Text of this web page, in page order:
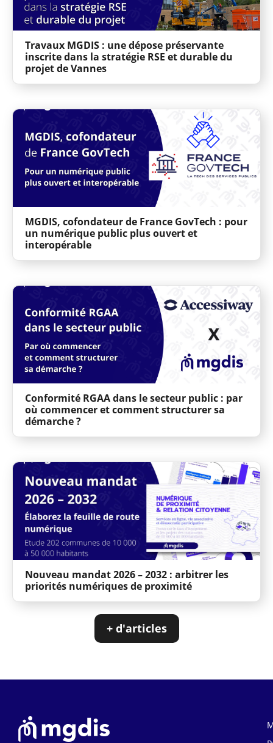
Travaux MGDIS : une dépose préservante
inscrite dans la stratégie RSE et durable du
projet de Vannes
MGDIS, cofondateur de France GovTech : pour
un numérique public plus ouvert et
interopérable
Conformité RGAA dans le secteur public : par
où commencer et comment structurer sa
démarche ?
Nouveau mandat 2026 – 2032 : arbitrer les
priorités numériques de proximité
+ d'articles